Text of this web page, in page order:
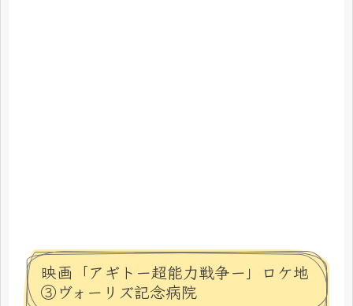
映画「アギトー超能力戦争ー」ロケ地
③ヴォーリズ記念病院